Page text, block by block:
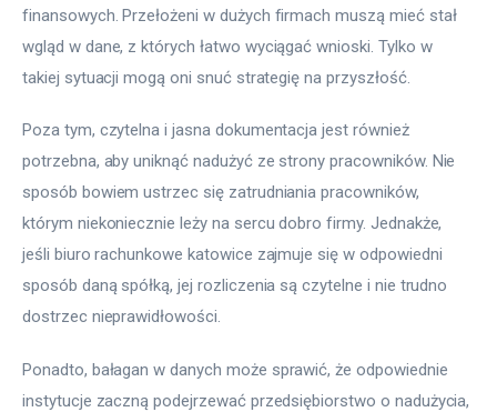
finansowych. Przełożeni w dużych firmach muszą mieć stał
wgląd w dane, z których łatwo wyciągać wnioski. Tylko w
takiej sytuacji mogą oni snuć strategię na przyszłość.
Poza tym, czytelna i jasna dokumentacja jest również
potrzebna, aby uniknąć nadużyć ze strony pracowników. Nie
sposób bowiem ustrzec się zatrudniania pracowników,
którym niekoniecznie leży na sercu dobro firmy. Jednakże,
jeśli biuro rachunkowe katowice zajmuje się w odpowiedni
sposób daną spółką, jej rozliczenia są czytelne i nie trudno
dostrzec nieprawidłowości.
Ponadto, bałagan w danych może sprawić, że odpowiednie
instytucje zaczną podejrzewać przedsiębiorstwo o nadużycia,